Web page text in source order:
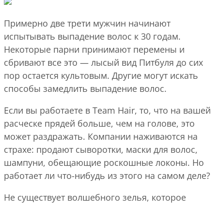
Примерно две трети мужчин начинают
испытывать выпадение волос к 30 годам.
Некоторые парни принимают перемены и
сбривают все это — лысый вид Питбуля до сих
пор остается культовым. Другие могут искать
способы замедлить выпадение волос.
Если вы работаете в Team Hair, то, что на вашей
расческе прядей больше, чем на голове, это
может раздражать. Компании наживаются на
страхе: продают сыворотки, маски для волос,
шампуни, обещающие роскошные локоны. Но
работает ли что-нибудь из этого на самом деле?
Не существует волшебного зелья, которое